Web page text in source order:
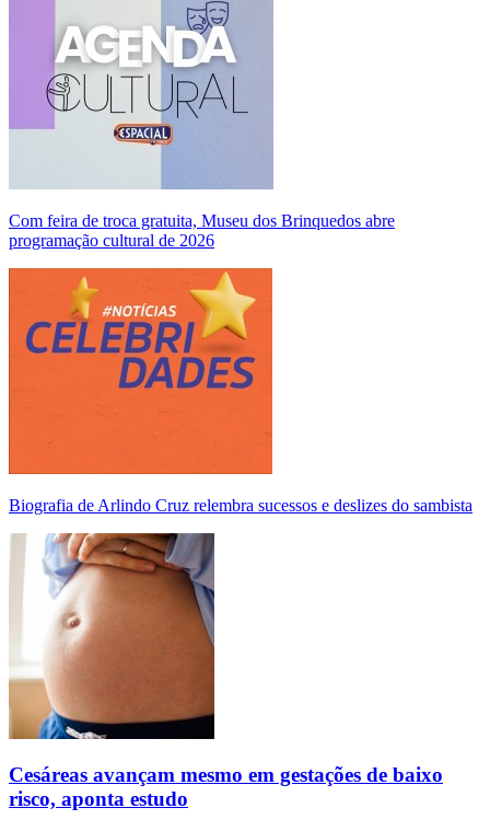
Com feira de troca gratuita, Museu dos Brinquedos abre
programação cultural de 2026
Biografia de Arlindo Cruz relembra sucessos e deslizes do sambista
Cesáreas avançam mesmo em gestações de baixo
risco, aponta estudo